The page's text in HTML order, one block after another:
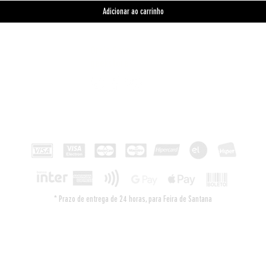
Adicionar ao carrinho
* Prazo de entrega de 24 horas, para Feira de Santana